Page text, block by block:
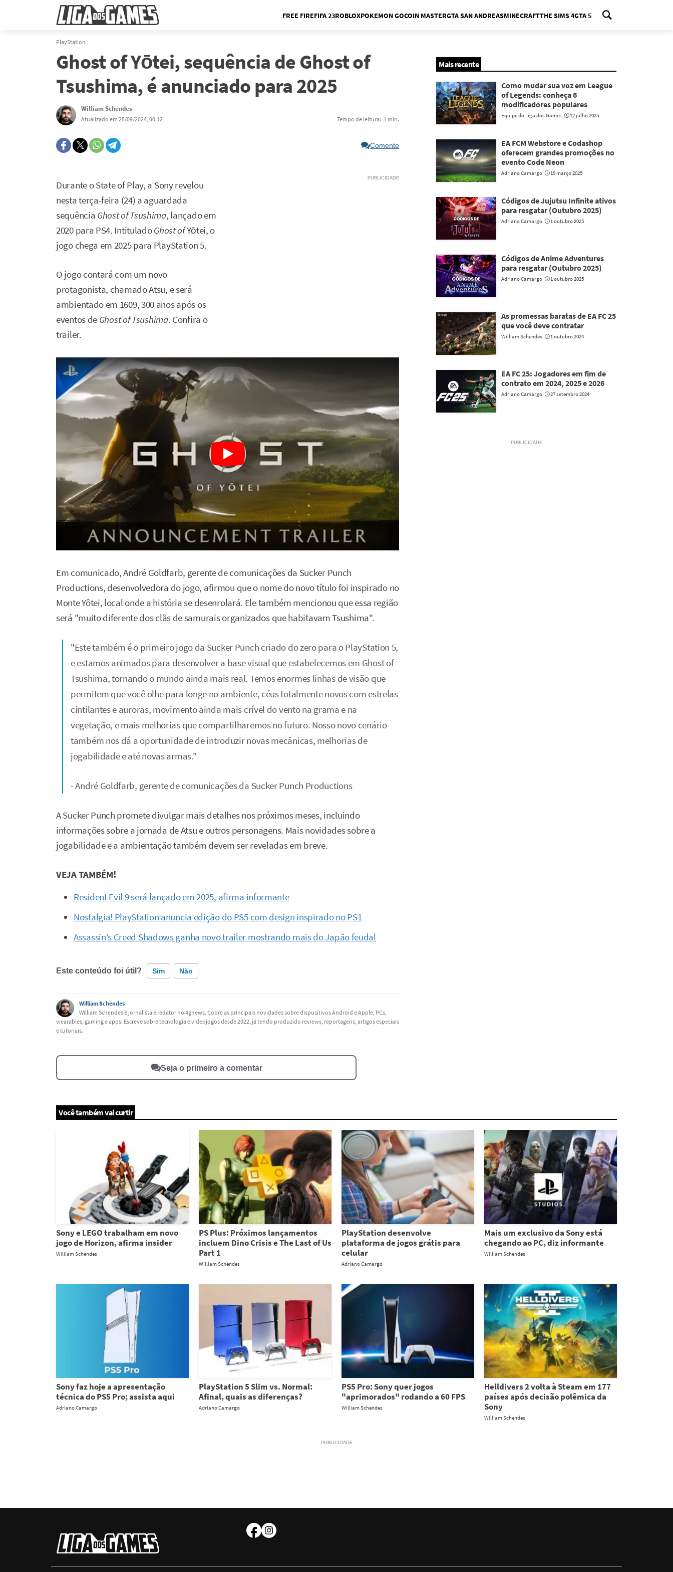
Menu
FREE FIREFIFA 23ROBLOXPOKEMON GOCOIN MASTERGTA SAN ANDREASMINECRAFTTHE SIMS 4GTA 5
PlayStation
Ghost of Yōtei, sequência de Ghost of
Tsushima, é anunciado para 2025
William Schendes
Atualizado em 25/09/2024, 00:12 Tempo de leitura: 1 min.
Comente
Durante o State of Play, a Sony revelou
nesta terça-feira (24) a aguardada
sequência Ghost of Tsushima, lançado em
2020 para PS4. IntituladoGhost ofYōtei, o
jogo chega em 2025 para PlayStation 5.
O jogo contará com um novo
protagonista, chamado Atsu, e será
ambientado em 1609, 300 anos após os
eventos de Ghost of Tsushima. Confira o
trailer.
Em comunicado, André Goldfarb, gerente de comunicações da Sucker Punch
Productions, desenvolvedora do jogo, afirmou que o nome do novo título foi inspirado no
Monte Yôtei, local onde a história se desenrolará. Ele também mencionou que essa região
será "muito diferente dos clãs de samurais organizados que habitavam Tsushima".
"Este também é o primeiro jogo da Sucker Punch criado do zero para o PlayStation 5,
e estamos animados para desenvolver a base visual que estabelecemos em Ghost of
Tsushima, tornando o mundo ainda mais real. Temos enormes linhas de visão que
permitem que você olhe para longe no ambiente, céus totalmente novos com estrelas
cintilantes e auroras, movimento ainda mais crível do vento na grama e na
vegetação, e mais melhorias que compartilharemos no futuro. Nosso novo cenário
também nos dá a oportunidade de introduzir novas mecânicas, melhorias de
jogabilidade e até novas armas."
- André Goldfarb, gerente de comunicações da Sucker Punch Productions
A Sucker Punch promete divulgar mais detalhes nos próximos meses, incluindo
informações sobre a jornada de Atsu e outros personagens. Mais novidades sobre a
jogabilidade e a ambientação também devem ser reveladas em breve.
VEJA TAMBÉM!
Resident Evil 9 será lançado em 2025, afirma informante
Nostalgia! PlayStation anuncia edição do PS5 com design inspirado no PS1
Assassin’s Creed Shadows ganha novo trailer mostrando mais do Japão feudal
Este conteúdo foi útil? Sim Não
Este conteúdo contém informação incorreta
Este conteúdo não tem a informação que procuro
William Schendes
William Schendes é jornalista e redator no 4gnews. Cobre as principais novidades sobre dispositivos Android e Apple, PCs,
wearables, gaming e apps. Escreve sobre tecnologia e videojogos desde 2022, já tendo produzido reviews, reportagens, artigos especiais
e tutoriais.
Seja o primeiro a comentar
Mais recente
Como mudar sua voz em League
of Legends: conheça 6
modificadores populares
Equipe do Liga dos Games 12 julho 2025
EA FCM Webstore e Codashop
oferecem grandes promoções no
evento Code Neon
Adriano Camargo 19 março 2025
Códigos de Jujutsu Infinite ativos
para resgatar (Outubro 2025)
Adriano Camargo 1 outubro 2025
Códigos de Anime Adventures
para resgatar (Outubro 2025)
Adriano Camargo 1 outubro 2025
As promessas baratas de EA FC 25
que você deve contratar
William Schendes 1 outubro 2024
EA FC 25: Jogadores em fim de
contrato em 2024, 2025 e 2026
Adriano Camargo 27 setembro 2024
Você também vai curtir
Sony e LEGO trabalham em novo
jogo de Horizon, afirma insider
William Schendes
PS Plus: Próximos lançamentos
incluem Dino Crisis e The Last of Us
Part 1
William Schendes
PlayStation desenvolve
plataforma de jogos grátis para
celular
Adriano Camargo
Mais um exclusivo da Sony está
chegando ao PC, diz informante
William Schendes
Sony faz hoje a apresentação
técnica do PS5 Pro; assista aqui
Adriano Camargo
PlayStation 5 Slim vs. Normal:
Afinal, quais as diferenças?
Adriano Camargo
PS5 Pro: Sony quer jogos
"aprimorados" rodando a 60 FPS
William Schendes
Helldivers 2 volta à Steam em 177
países após decisão polêmica da
Sony
William Schendes